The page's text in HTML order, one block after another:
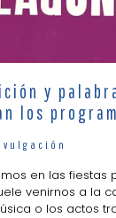
y
los
en las fiestas
venirnos a la
o los actos